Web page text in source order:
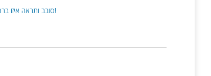
SPIN THE CAROUSEL DRAYDEL BY THE HANDLE. THE BLESSING THAT STOPS NEAR THE MARKER IS YOUR BLESSING! – סובב ותראה איזו ברכה תקבל!